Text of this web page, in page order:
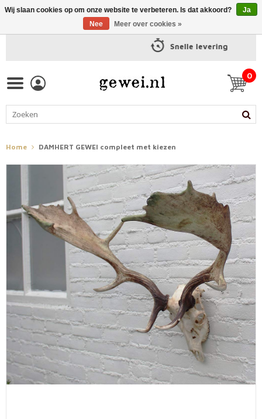
Snelle levering
0
Home DAMHERT GEWEI compleet met kiezen
Wij slaan cookies op om onze website te verbeteren. Is dat akkoord?
Ja
Nee
Meer over cookies »